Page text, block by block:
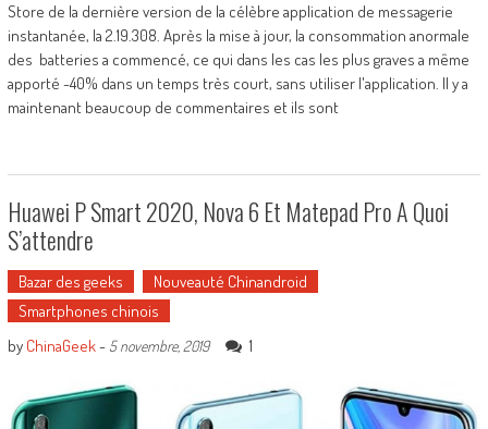
Store de la dernière version de la célèbre application de messagerie
instantanée, la 2.19.308. Après la mise à jour, la consommation anormale
des batteries a commencé, ce qui dans les cas les plus graves a même
apporté -40% dans un temps très court, sans utiliser l'application. Il y a
maintenant beaucoup de commentaires et ils sont
Huawei P Smart 2020, Nova 6 Et Matepad Pro A Quoi
S’attendre
Bazar des geeks
Nouveauté Chinandroid
Smartphones chinois
by ChinaGeek- 5 novembre, 2019 1